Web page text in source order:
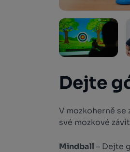
Dejte
V mozkoherně
své mozkové
Mindball – Dejte